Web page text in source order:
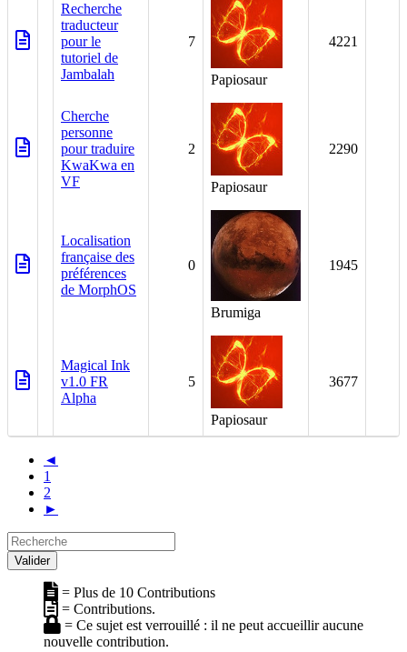
Recherche
traducteur
pour le
tutoriel de
Jambalah
7
Papiosaur
4221
Cherche
personne
pour traduire
KwaKwa en
VF
2
Papiosaur
2290
Localisation
française des
préférences
de MorphOS
0
Brumiga
1945
Magical Ink
v1.0 FR
Alpha
5
Papiosaur
3677
◄
1
2
►
Recherche
Valider
= Plus de 10 Contributions
= Contributions.
= Ce sujet est verrouillé : il ne peut accueillir aucune
nouvelle contribution.